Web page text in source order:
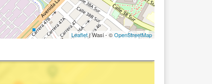
Leaflet| Wasi - ©OpenStreetMap